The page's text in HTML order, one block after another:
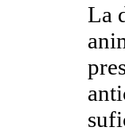
La